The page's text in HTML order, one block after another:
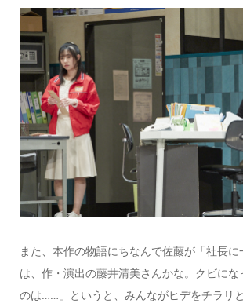
また、本作の物語にちなんで佐藤が「社長
は、作・演出の藤井清美さんかな。クビに
のは……」というと、みんながヒデをチラリ